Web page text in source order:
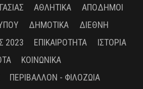
ΑΘΛΗΤΙΚΆ
ΑΠΌΔΗΜΟΙ
ΔΗΜΟΤΙΚΆ
ΔΙΕΘΝΉ
2023 ΕΠΙΚΑΙΡΌΤΗΤΑ
ΙΣΤΟΡΊΑ
ΚΟΙΝΩΝΙΚΆ
ΠΕΡΙΒΆΛΛΟΝ - ΦΙΛΟΖΩΊΑ